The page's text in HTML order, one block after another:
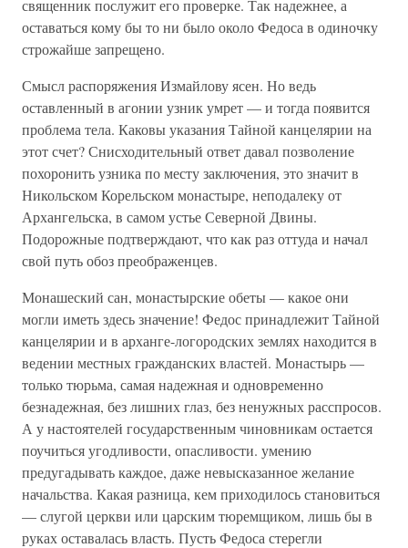
священник послужит его проверке. Так надежнее, а
оставаться кому бы то ни было около Федоса в одиночку
строжайше запрещено.
Смысл распоряжения Измайлову ясен. Но ведь
оставленный в агонии узник умрет — и тогда появится
проблема тела. Каковы указания Тайной канцелярии на
этот счет? Снисходительный ответ давал позволение
похоронить узника по месту заключения, это значит в
Никольском Корельском монастыре, неподалеку от
Архангельска, в самом устье Северной Двины.
Подорожные подтверждают, что как раз оттуда и начал
свой путь обоз преображенцев.
Монашеский сан, монастырские обеты — какое они
могли иметь здесь значение! Федос принадлежит Тайной
канцелярии и в арханге-логородских землях находится в
ведении местных гражданских властей. Монастырь —
только тюрьма, самая надежная и одновременно
безнадежная, без лишних глаз, без ненужных расспросов.
А у настоятелей государственным чиновникам остается
поучиться угодливости, опасливости. умению
предугадывать каждое, даже невысказанное желание
начальства. Какая разница, кем приходилось становиться
— слугой церкви или царским тюремщиком, лишь бы в
руках оставалась власть. Пусть Федоса стерегли